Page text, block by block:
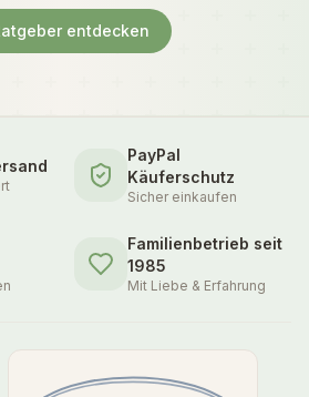
entdecken
PayPal
Käuferschutz
Sicher einkaufen
Familienbetrieb seit
1985
Mit Liebe & Erfahrung